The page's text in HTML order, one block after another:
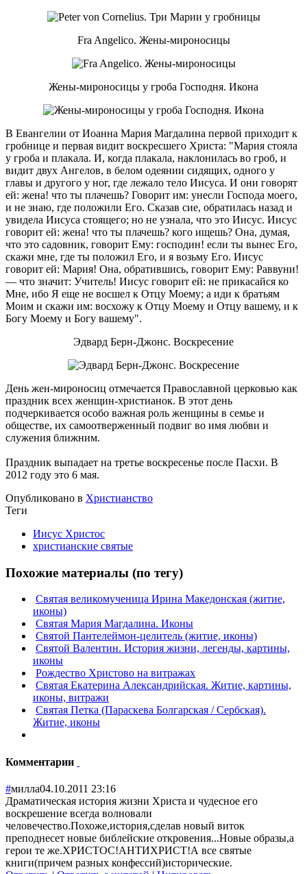
Fra Angelico. Жены-мироносицы
Жены-мироносицы у гроба Господня. Икона
В Евангелии от Иоанна Мария Магдалина первой приходит к
гробнице и первая видит воскресшего Христа: "Мария стояла
у гроба и плакала. И, когда плакала, наклонилась во гроб, и
видит двух Ангелов, в белом одеянии сидящих, одного у
главы и другого у ног, где лежало тело Иисуса. И они говорят
ей: жена! что ты плачешь? Говорит им: унесли Господа моего,
и не знаю, где положили Его. Сказав сие, обратилась назад и
увидела Иисуса стоящего; но не узнала, что это Иисус. Иисус
говорит ей: жена! что ты плачешь? кого ищешь? Она, думая,
что это садовник, говорит Ему: господин! если ты вынес Его,
скажи мне, где ты положил Его, и я возьму Его. Иисус
говорит ей: Мария! Она, обратившись, говорит Ему: Раввуни!
— что значит: Учитель! Иисус говорит ей: не прикасайся ко
Мне, ибо Я еще не восшел к Отцу Моему; а иди к братьям
Моим и скажи им: восхожу к Отцу Моему и Отцу вашему, и к
Богу Моему и Богу вашему".
Эдвард Берн-Джонс. Воскресение
День жен-мироносиц отмечается Православной церковью как
праздник всех женщин-христианок. В этот день
подчеркивается особо важная роль женщины в семье и
обществе, их самоотверженный подвиг во имя любви и
служения ближним.
Праздник выпадает на третье воскресенье после Пасхи. В
2012 году это 6 мая.
Опубликовано в Христианство
Теги
Иисус Христос
христианские святые
Похожие материалы (по тегу)
Святая великомученица Ирина Македонская (житие,
иконы)
Святая Мария Магдалина. Иконы
Святой Пантелеймон-целитель (житие, иконы)
Святой Валентин. История жизни, легенды, картины,
иконы
Рождество Христово на витражах
Святая Екатерина Александрийская. Житие, картины,
иконы, витражи
Святая Петка (Параскева Болгарская / Сербская).
Житие, иконы
Комментарии
#милла04.10.2011 23:16
Драматическая история жизни Христа и чудесное его
воскрешение всегда волновали
человечество.Похоже,история,сделав новый виток
преподнесет новые библейские откровения...Новые образы,а
герои те же.ХРИСТОС!АНТИХРИСТ!А все святые
книги(причем разных конфессий)исторические.